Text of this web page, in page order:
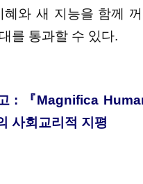
혜와 새 지능을 함께
를 통과할 수 있다.
: 『Magnifica
사회교리적 지평